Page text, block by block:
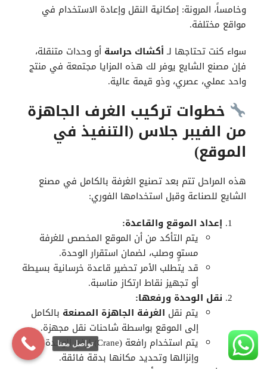
وخامساً، المرونة: إمكانية النقل وإعادة الاستخدام في
مواقع مختلفة.
سواء كنت تحتاجها لـأكشاك حراسة أو وحدات متنقلة،
فإن مصنع الشايع يوفر لك هذه المزايا مجتمعة في منتج
واحد عملي، عصري، وذو قيمة عالية.
خطوات تركيب الغرف الجاهزة
من الفيبر جلاس (التنفيذ في
الموقع)
هذه المراحل تتم بعد تصنيع الغرفة بالكامل في مصنع
الشايع للصناعة وقبل استخدامها الفوري:
إعداد الموقع والقاعدة:
يتم التأكد من أن الموقع المخصص للغرفة
مستوٍ وصلب، لضمان استقرار الوحدة.
قد يتطلب الأمر تحضير قاعدة خرسانية بسيطة
أو تجهيز نقاط ارتكاز مناسبة.
نقل الوحدة ورفعها:
يتم نقل الغرفة الجاهزة المصنعة بالكامل
إلى الموقع بواسطة شاحنات نقل مجهزة.
يتم استخدام رافعة (Crane) لرفع الوحدة
وإنزالها وتحديد مكانها بدقة فائقة.
تواصل معنا